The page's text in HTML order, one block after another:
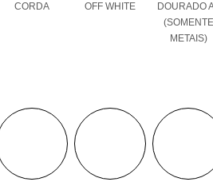
CORDA OFF WHITE
DOURADO
(SOMENTE
METAIS)